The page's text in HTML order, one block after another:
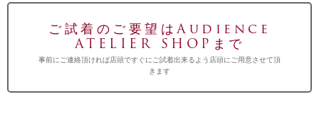
ご試着のご要望はAudience
ATELIER SHOPまで
事前にご連絡頂ければ店頭ですぐにご試着出来るよう店頭にご用意させて頂
きます